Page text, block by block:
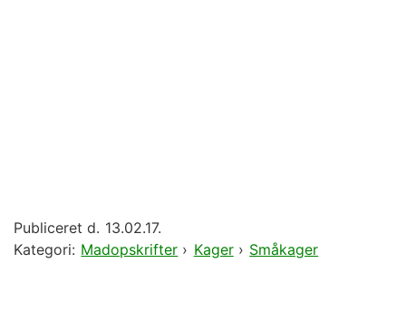
Publiceret d. 13.02.17.
Kategori: Madopskrifter › Kager› Småkager